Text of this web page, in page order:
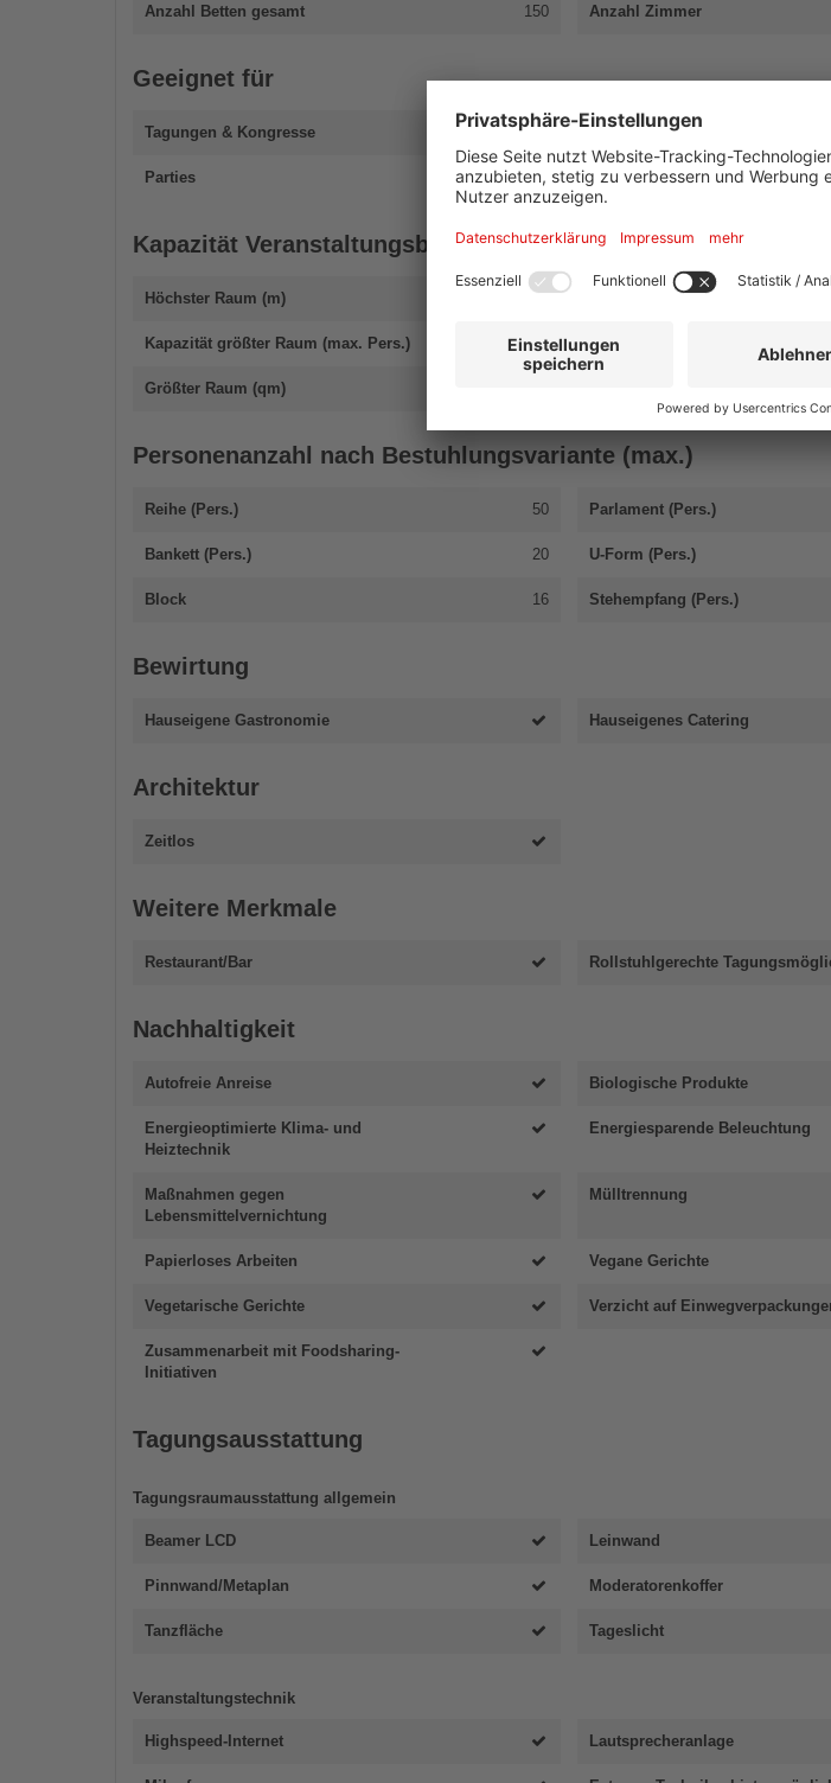
Anzahl Betten gesamt 150 Anzahl Zimmer
Geeignet für
Tagungen & Kongresse Events
Parties Privatfeiern
Kapazität Veranstaltungsbereich
Höchster Raum (m) 2,5 Kapazität gesamtes Haus (max.
Kapazität größter Raum (max. Pers.) 50 Max. Ausstellungsfläche (qm)
Größter Raum (qm)
Personenanzahl nach Bestuhlungsvariante (max.)
Reihe (Pers.) 50 Parlament (Pers.)
Bankett (Pers.) 20 U-Form (Pers.)
Block 16 Stehempfang (Pers.)
Bewirtung
Hauseigene Gastronomie Hauseigenes Catering
Architektur
Zeitlos
Weitere Merkmale
Restaurant/Bar Rollstuhlgerechte
Nachhaltigkeit
Autofreie Anreise Biologische Produkte
Energieoptimierte Klima- und
Heiztechnik
Energiesparende Beleuchtung
Maßnahmen gegen
Lebensmittelvernichtung
Mülltrennung
Papierloses Arbeiten Vegane Gerichte
Vegetarische Gerichte Verzicht auf
Zusammenarbeit mit Foodsharing-
Initiativen
Tagungsausstattung
Tagungsraumausstattung allgemein
Beamer LCD Leinwand
Pinnwand/Metaplan Moderatorenkoffer
Tanzfläche Tageslicht
Veranstaltungstechnik
Highspeed-Internet Lautsprecheranlage